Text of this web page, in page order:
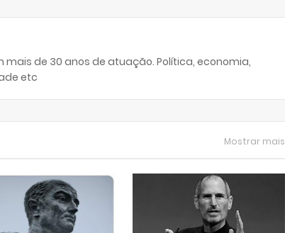
mais de 30 anos de atuação. Política, economia,
etc
Mostrar mais